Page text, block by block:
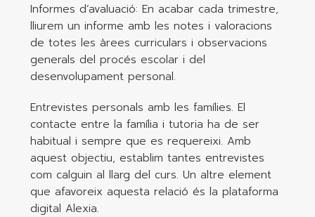
Informes d’avaluació: En acabar cada trimestre,
lliurem un informe amb les notes i valoracions
de totes les àrees curriculars i observacions
generals del procés escolar i del
desenvolupament personal.
Entrevistes personals amb les famílies. El
contacte entre la família i tutoria ha de ser
habitual i sempre que es requereixi. Amb
aquest objectiu, establim tantes entrevistes
com calguin al llarg del curs. Un altre element
que afavoreix aquesta relació és la plataforma
digital Alexia.